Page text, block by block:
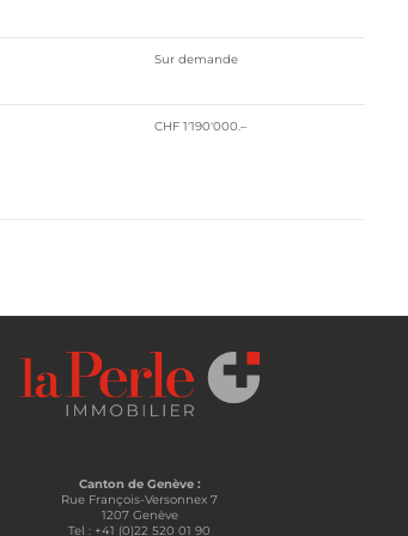
Sur demande
CHF 1'190'000.–
Canton de Genève :
Rue François-Versonnex 7
1207 Genève
Tel : +41 (0)22 520 01 90